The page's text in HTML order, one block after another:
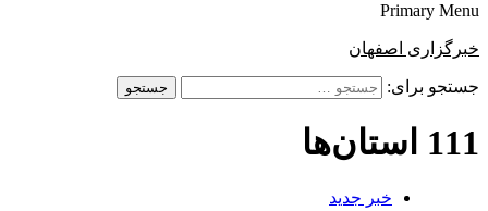
Primary Menu
خبرگزاری اصفهان
جستجو برای:
111 استان‌ها
خبر جدید